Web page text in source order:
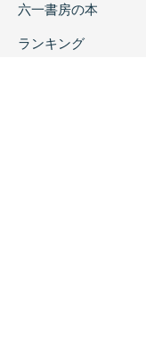
六一書房の本
ランキング